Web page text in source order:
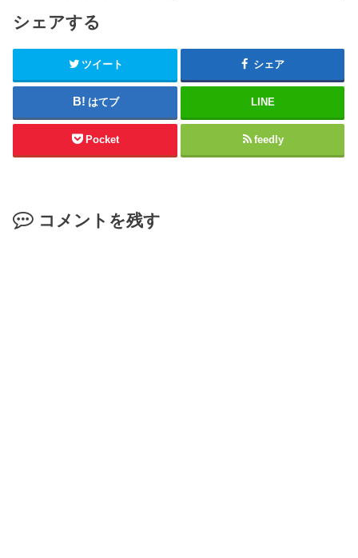
シェアする
ツイート シェア
はてブ LINE
Pocket feedly
コメントを残す